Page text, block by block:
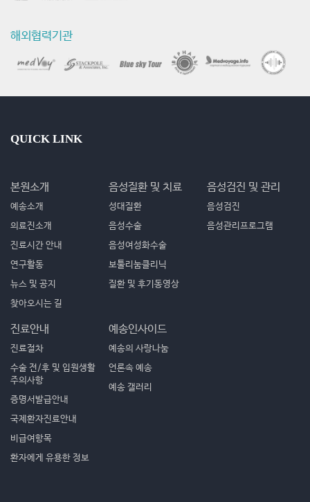
해외협력기관
QUICK LINK
본원소개
예송소개
의료진소개
진료시간 안내
연구활동
뉴스 및 공지
찾아오시는 길
음성질환 및 치료
성대질환
음성수술
음성여성화수술
보툴리눔클리닉
질환 및 후기동영상
음성검진 및 관리
음성검진
음성관리프로그램
진료안내
진료절차
수술 전/후 및 입원생활
주의사항
증명서발급안내
국제환자진료안내
비급여항목
환자에게 유용한 정보
예송인사이드
예송의 사랑나눔
언론속 예송
예송 갤러리